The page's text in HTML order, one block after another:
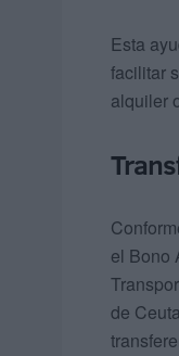
Esta
facilitar
alquiler
el Bono
de